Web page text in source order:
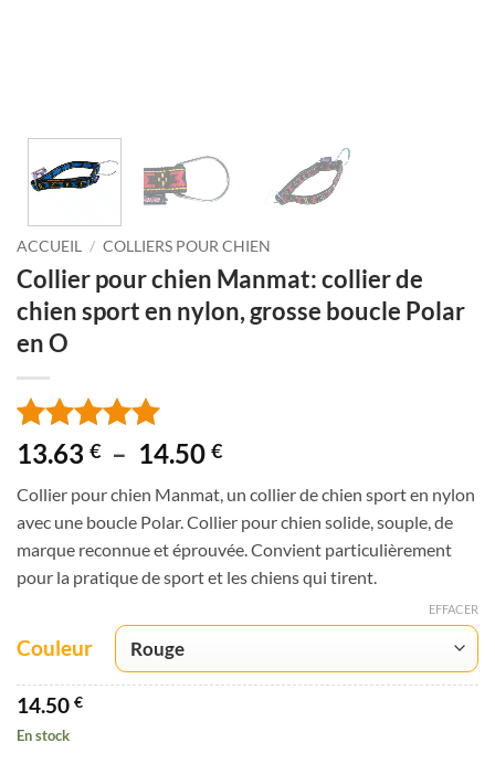
ACCUEIL / COLLIERS POUR CHIEN
Collier pour chien Manmat: collier de
chien sport en nylon, grosse boucle Polar
en O
Noté 5 sur
5 basé sur
8
notations
client
13.63 € – 14.50 €Plage
prix :
13.63 €
à
14.50 €
Collier pour chien Manmat, un collier de chien sport en nylon
avec une boucle Polar. Collier pour chien solide, souple, de
marque reconnue et éprouvée. Convient particulièrement
pour la pratique de sport et les chiens qui tirent.
Couleur
EFFACER
14.50 €
En stock